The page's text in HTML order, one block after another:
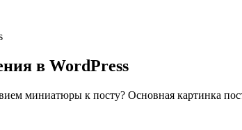
в WordPress
миниатюры к посту? Основная картинка